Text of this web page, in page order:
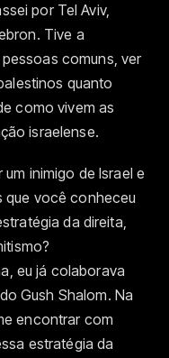
por Tel Aviv,
Tive a
comuns, ver
quanto
como vivem as
israelense.
inimigo de Israel e
que você conheceu
da direita,
eu já colaborava
Gush Shalom. Na
encontrar com
estratégia da